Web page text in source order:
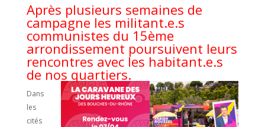
Après plusieurs semaines de
campagne les militant.e.s
communistes du 15ème
arrondissement poursuivent leurs
rencontres avec les habitant.e.s
de nos quartiers.
Dans
les
cités